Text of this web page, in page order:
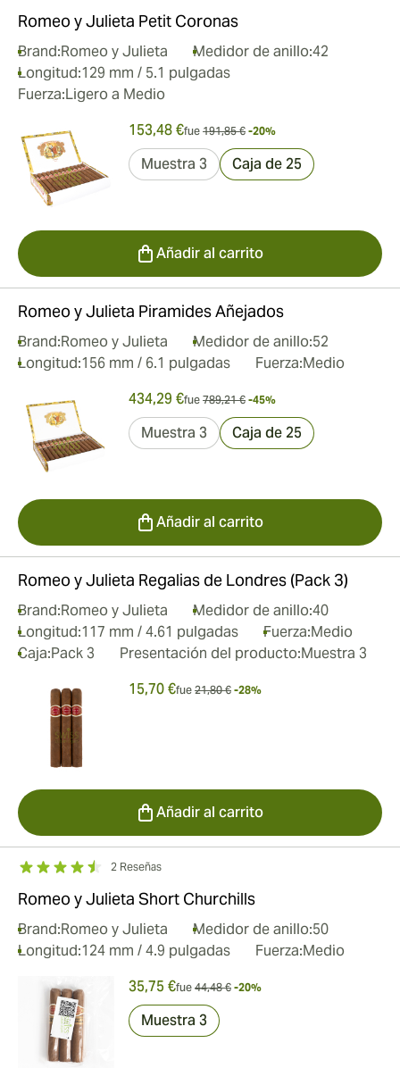
Romeo y Julieta Petit Coronas
Brand:Romeo y Julieta Medidor de anillo:42
Longitud:129 mm / 5.1 pulgadas
Fuerza:Ligero a Medio
153,48 €fue 191,85 € -20%
Muestra 3 Caja de 25
Añadir al carrito
Romeo y Julieta Piramides Añejados
Brand:Romeo y Julieta Medidor de anillo:52
Longitud:156 mm / 6.1 pulgadas Fuerza:Medio
434,29 €fue 789,21 € -45%
Muestra 3 Caja de 25
Añadir al carrito
Romeo y Julieta Regalias de Londres (Pack 3)
Brand:Romeo y Julieta Medidor de anillo:40
Longitud:117 mm / 4.61 pulgadas Fuerza:Medio
Caja:Pack 3 Presentación del producto:Muestra 3
15,70 €fue 21,80 € -28%
Añadir al carrito
2 Reseñas
Romeo y Julieta Short Churchills
Brand:Romeo y Julieta Medidor de anillo:50
Longitud:124 mm / 4.9 pulgadas Fuerza:Medio
35,75 €fue 44,48 € -20%
Muestra 3